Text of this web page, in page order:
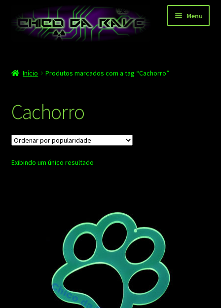
para
navegação
para
Menu
Depoimentos
Carrinho
Finalizar compra
Minha conta
Início Produtos marcados com a tag “Cachorro”
Cachorro
Exibindo um único resultado